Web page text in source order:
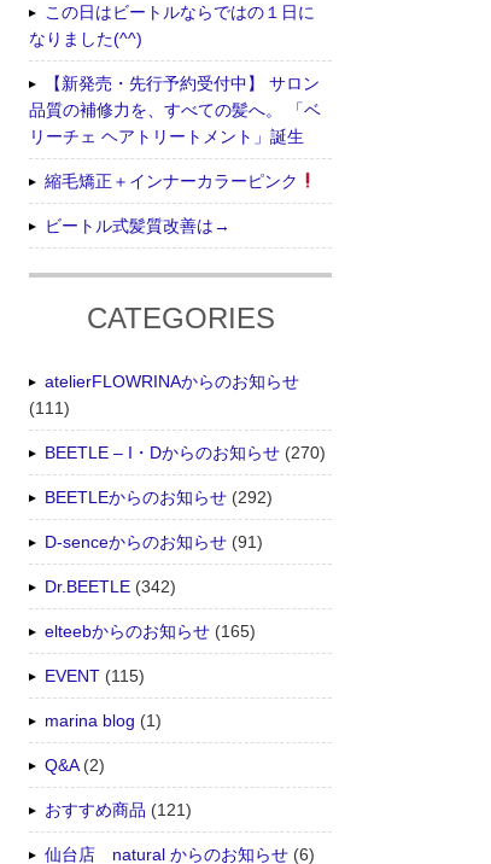
この日はビートルならではの１日に
なりました(^^)
【新発売・先行予約受付中】 サロン
品質の補修力を、すべての髪へ。 「ベ
リーチェ ヘアトリートメント」誕生
縮毛矯正＋インナーカラーピンク
ビートル式髪質改善は→
CATEGORIES
atelierFLOWRINAからのお知らせ
(111)
BEETLE – I・Dからのお知らせ (270)
BEETLEからのお知らせ (292)
D-senceからのお知らせ (91)
Dr.BEETLE (342)
elteebからのお知らせ (165)
EVENT (115)
marina blog (1)
Q&A(2)
おすすめ商品 (121)
仙台店 natural からのお知らせ (6)